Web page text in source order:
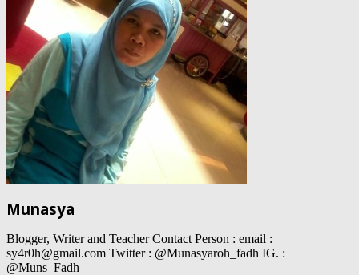
Munasya
Blogger, Writer and Teacher Contact Person : email :
sy4r0h@gmail.com Twitter : @Munasyaroh_fadh IG. :
@Muns_Fadh